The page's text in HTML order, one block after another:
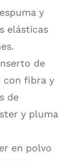
y
elásticas
de
con fibra y
de
y pluma
en polvo